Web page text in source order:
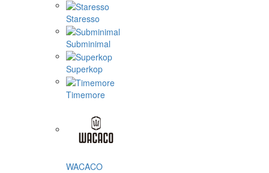
Staresso
Subminimal
Superkop
Timemore
WACACO